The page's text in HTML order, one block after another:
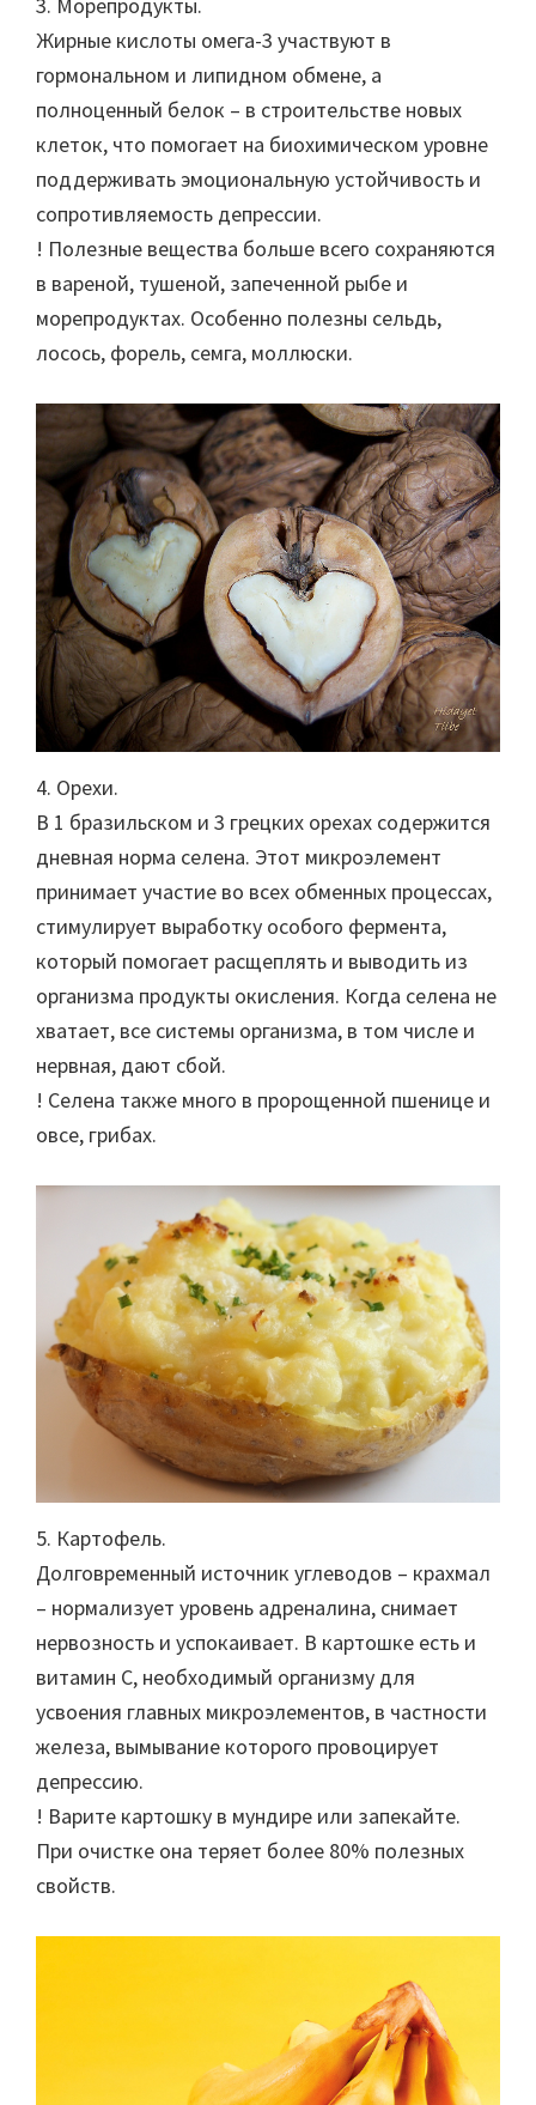
Жирные кислоты омега-3 участвуют в
гормональном и липидном обмене, а
полноценный белок – в строительстве новых
клеток, что помогает на биохимическом уровне
поддерживать эмоциональную устойчивость и
сопротивляемость депрессии.
! Полезные вещества больше всего сохраняются
в вареной, тушеной, запеченной рыбе и
морепродуктах. Особенно полезны сельдь,
лосось, форель, семга, моллюски.
4. Орехи.
В 1 бразильском и 3 грецких орехах содержится
дневная норма селена. Этот микроэлемент
принимает участие во всех обменных процессах,
стимулирует выработку особого фермента,
который помогает расщеплять и выводить из
организма продукты окисления. Когда селена не
хватает, все системы организма, в том числе и
нервная, дают сбой.
! Селена также много в пророщенной пшенице и
овсе, грибах.
5. Картофель.
Долговременный источник углеводов – крахмал
– нормализует уровень адреналина, снимает
нервозность и успокаивает. В картошке есть и
витамин С, необходимый организму для
усвоения главных микроэлементов, в частности
железа, вымывание которого провоцирует
депрессию.
! Варите картошку в мундире или запекайте.
При очистке она теряет более 80% полезных
свойств.